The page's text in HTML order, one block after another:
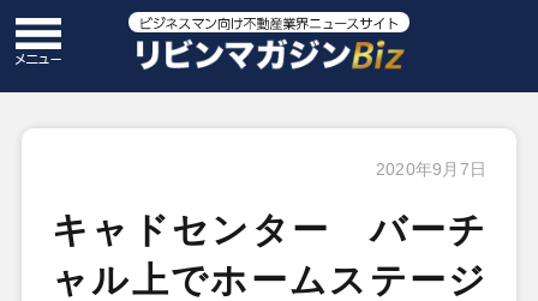
2020年9月7日
キャドセンター バーチ
ャル上でホームステージ